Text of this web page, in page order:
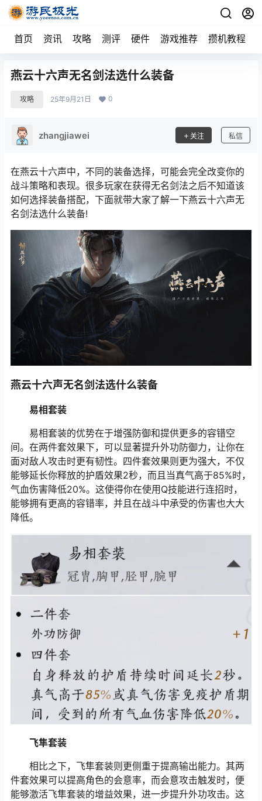
首页 资讯 攻略 测评 硬件 游戏推荐 攒机教程
燕云十六声无名剑法选什么装备
攻略 25年9月21日 0
zhangjiawei 关注 私信
在燕云十六声中，不同的装备选择，可能会完全改变你的
战斗策略和表现。很多玩家在获得无名剑法之后不知道该
如何选择装备搭配，下面就带大家了解一下燕云十六声无
名剑法选什么装备!
燕云十六声无名剑法选什么装备
易相套装
易相套装的优势在于增强防御和提供更多的容错空
间。在两件套效果下，可以显著提升外功防御力，让你在
面对敌人攻击时更有韧性。四件套效果则更为强大，不仅
能够延长你释放的护盾效果2秒，而且当真气高于85%时，
气血伤害降低20%。这使得你在使用Q技能进行连招时，
能够拥有更高的容错率，并且在战斗中承受的伤害也大大
降低。
飞隼套装
相比之下，飞隼套装则更侧重于提高输出能力。其两
件套效果可以提高角色的会意率，而会意攻击触发时，便
能够激活飞隼套装的增益效果，进一步提升外功攻击。这